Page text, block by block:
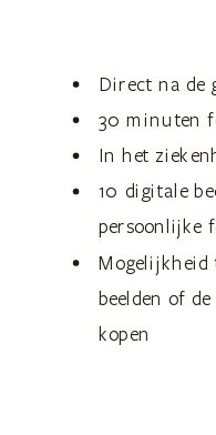
Direct na de
30 minuten
In het
10 digitale
persoonlijke
Mogelijkheid
beelden of
kopen